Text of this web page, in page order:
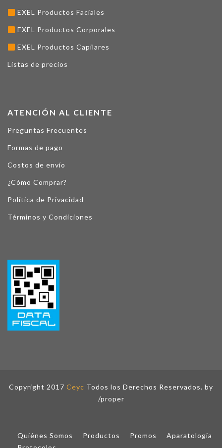
EXEL Productos Faciales
EXEL Productos Corporales
EXEL Productos Capilares
Listas de precios
ATENCIÓN AL CLIENTE
Preguntas Frecuentes
Formas de pago
Costos de envío
¿Cómo Comprar?
Política de Privacidad
Términos y Condiciones
Copyright 2017 Ceyc Todos los Derechos Reservados. by
/proper
Quiénes Somos Productos Promos
Aparatologia